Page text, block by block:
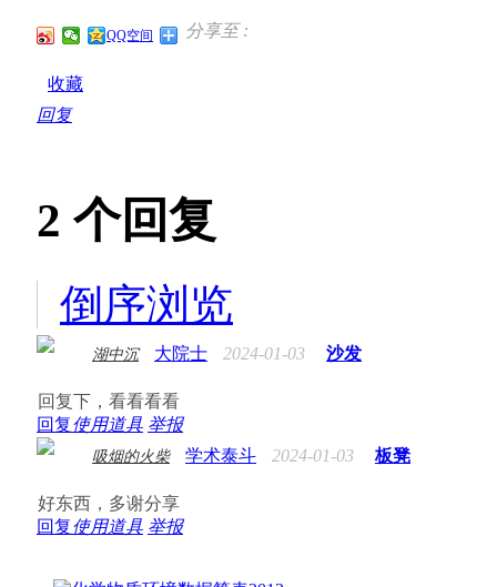
分享至 :
QQ空间
收藏
回复
2 个回复
倒序浏览
湖中沉 大院士 2024-01-03 沙发
回复下，看看看看
回复使用道具 举报
吸烟的火柴 学术泰斗 2024-01-03 板凳
好东西，多谢分享
回复使用道具 举报